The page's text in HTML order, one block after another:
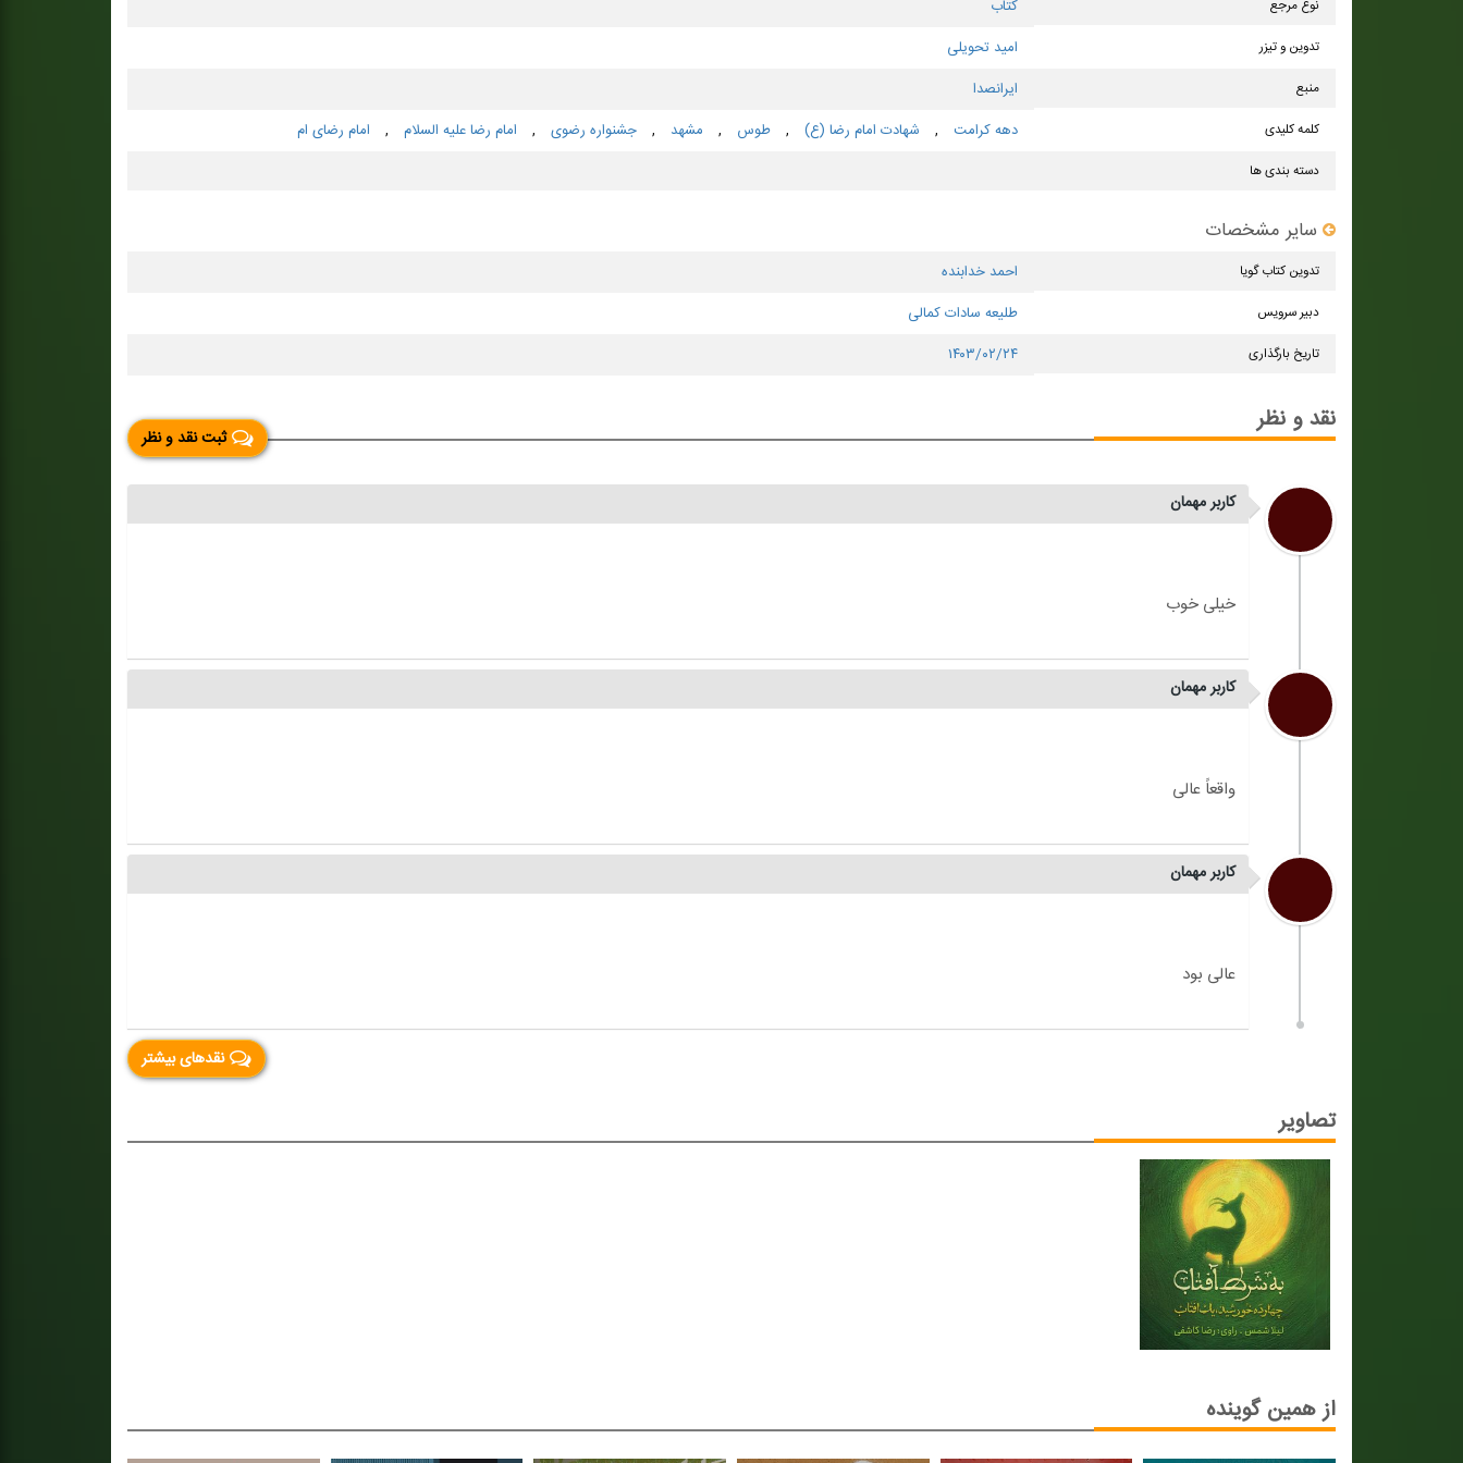
نوع مرجع کتاب
تدوین و تیزر امید تحویلی
منبع ایرانصدا
کلمه کلیدی دهه كرامت , شهادت امام رضا (ع) , طوس , مشهد , جشنواره رضوی , امام رضا علیه السلام , امام رضای ام
دسته بندی ها
سایر مشخصات
تدوین کتاب گویا احمد خدابنده
دبیر سرویس طلیعه سادات کمالی
تاریخ بارگذاری ۱۴۰۳/۰۲/۲۴
ثبت نقد و نظر
نقد و نظر
کاربر مهمان
کاربر مهمان
کاربر مهمان
نقدهای بیشتر
تصاویر
از همین گوینده